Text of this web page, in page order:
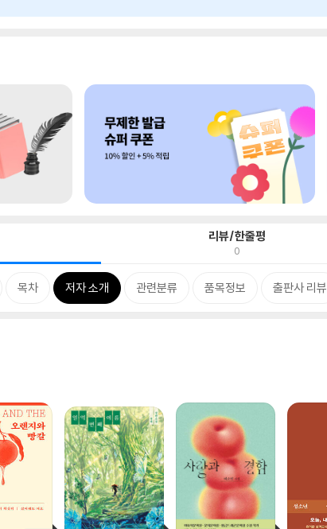
리뷰/한줄평
0
목차 저자 소개 관련분류 품목정보 출판사 리뷰